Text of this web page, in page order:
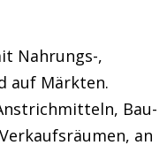
Nahrungs-,
auf Märkten.
Bau-
an